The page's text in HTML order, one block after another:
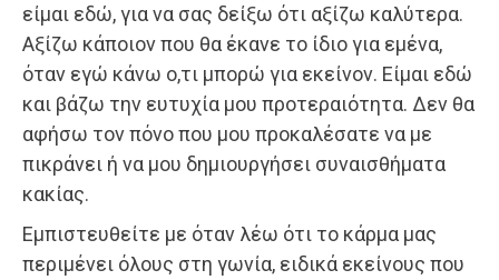
είμαι εδώ, για να σας δείξω ότι αξίζω καλύτερα.
Αξίζω κάποιον που θα έκανε το ίδιο για εμένα,
όταν εγώ κάνω ο,τι μπορώ για εκείνον. Είμαι εδώ
και βάζω την ευτυχία μου προτεραιότητα. Δεν θα
αφήσω τον πόνο που μου προκαλέσατε να με
πικράνει ή να μου δημιουργήσει συναισθήματα
κακίας.
Εμπιστευθείτε με όταν λέω ότι το κάρμα μας
περιμένει όλους στη γωνία, ειδικά εκείνους που